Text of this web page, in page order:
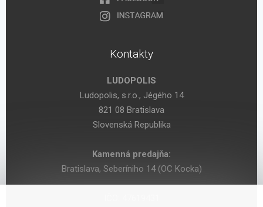
Kontakty
LUDOPOLIS
Ludopolis, s.r.o., Jégého 14
821 08 Bratislava
Slovenská Republika
Kamenná predajňa:
Bratislava, Seberíniho 14 (OC Kocka)